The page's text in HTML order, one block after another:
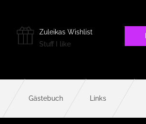
Zuleikas Wishlist
Stuff I like
Gästebuch Links